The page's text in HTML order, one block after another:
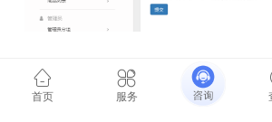
首页 服务